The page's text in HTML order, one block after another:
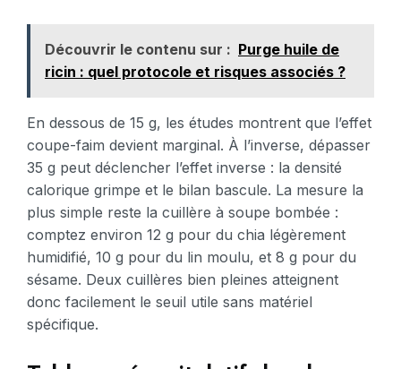
Découvrir le contenu sur : Purge huile de
ricin : quel protocole et risques associés ?
En dessous de 15 g, les études montrent que l’effet
coupe-faim devient marginal. À l’inverse, dépasser
35 g peut déclencher l’effet inverse : la densité
calorique grimpe et le bilan bascule. La mesure la
plus simple reste la cuillère à soupe bombée :
comptez environ 12 g pour du chia légèrement
humidifié, 10 g pour du lin moulu, et 8 g pour du
sésame. Deux cuillères bien pleines atteignent
donc facilement le seuil utile sans matériel
spécifique.